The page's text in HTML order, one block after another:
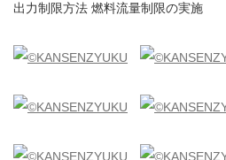
出力制限方法 燃料流量制限の実施